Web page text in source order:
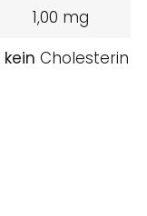
1,00 mg
kein Cholesterin